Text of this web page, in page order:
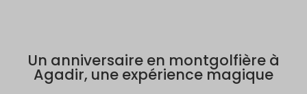
Un anniversaire en montgolfière à
Agadir, une expérience magique